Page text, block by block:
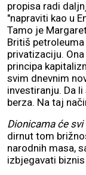
propisa radi
"napraviti kao u
Tamo je
Britiš
privatizaciju.
principa
svim dnevnim
investiranju. Da
berza. Na taj
Dionicama će
dirnut tom
narodnih masa,
izbjegavati